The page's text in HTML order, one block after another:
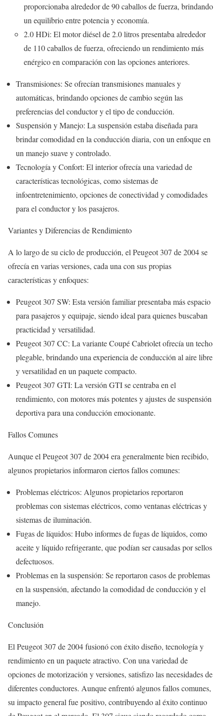
proporcionaba alrededor de 90 caballos de fuerza, brindando
un equilibrio entre potencia y economía.
2.0 HDi: El motor diésel de 2.0 litros presentaba alrededor
de 110 caballos de fuerza, ofreciendo un rendimiento más
enérgico en comparación con las opciones anteriores.
Transmisiones: Se ofrecían transmisiones manuales y
automáticas, brindando opciones de cambio según las
preferencias del conductor y el tipo de conducción.
Suspensión y Manejo: La suspensión estaba diseñada para
brindar comodidad en la conducción diaria, con un enfoque en
un manejo suave y controlado.
Tecnología y Confort: El interior ofrecía una variedad de
características tecnológicas, como sistemas de
infoentretenimiento, opciones de conectividad y comodidades
para el conductor y los pasajeros.
Variantes y Diferencias de Rendimiento
A lo largo de su ciclo de producción, el Peugeot 307 de 2004 se
ofrecía en varias versiones, cada una con sus propias
características y enfoques:
Peugeot 307 SW: Esta versión familiar presentaba más espacio
para pasajeros y equipaje, siendo ideal para quienes buscaban
practicidad y versatilidad.
Peugeot 307 CC: La variante Coupé Cabriolet ofrecía un techo
plegable, brindando una experiencia de conducción al aire libre
y versatilidad en un paquete compacto.
Peugeot 307 GTI: La versión GTI se centraba en el
rendimiento, con motores más potentes y ajustes de suspensión
deportiva para una conducción emocionante.
Fallos Comunes
Aunque el Peugeot 307 de 2004 era generalmente bien recibido,
algunos propietarios informaron ciertos fallos comunes:
Problemas eléctricos: Algunos propietarios reportaron
problemas con sistemas eléctricos, como ventanas eléctricas y
sistemas de iluminación.
Fugas de líquidos: Hubo informes de fugas de líquidos, como
aceite y líquido refrigerante, que podían ser causadas por sellos
defectuosos.
Problemas en la suspensión: Se reportaron casos de problemas
en la suspensión, afectando la comodidad de conducción y el
manejo.
Conclusión
El Peugeot 307 de 2004 fusionó con éxito diseño, tecnología y
rendimiento en un paquete atractivo. Con una variedad de
opciones de motorización y versiones, satisfizo las necesidades de
diferentes conductores. Aunque enfrentó algunos fallos comunes,
su impacto general fue positivo, contribuyendo al éxito continuo